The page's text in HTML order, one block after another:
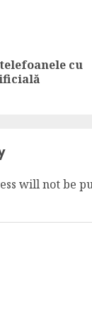
cu
will not be
din